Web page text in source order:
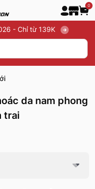
0
- Chỉ từ 139K
da nam phong
trai